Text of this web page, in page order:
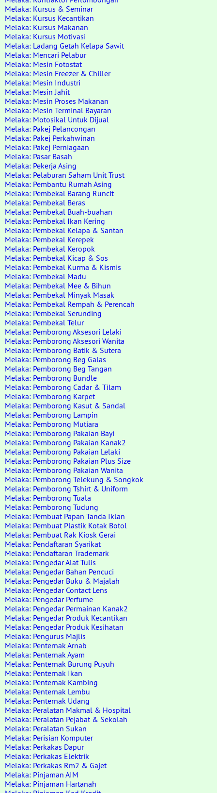
Melaka: Kursus & Seminar
Melaka: Kursus Kecantikan
Melaka: Kursus Makanan
Melaka: Kursus Motivasi
Melaka: Ladang Getah Kelapa Sawit
Melaka: Mencari Pelabur
Melaka: Mesin Fotostat
Melaka: Mesin Freezer & Chiller
Melaka: Mesin Industri
Melaka: Mesin Jahit
Melaka: Mesin Proses Makanan
Melaka: Mesin Terminal Bayaran
Melaka: Motosikal Untuk Dijual
Melaka: Pakej Pelancongan
Melaka: Pakej Perkahwinan
Melaka: Pakej Perniagaan
Melaka: Pasar Basah
Melaka: Pekerja Asing
Melaka: Pelaburan Saham Unit Trust
Melaka: Pembantu Rumah Asing
Melaka: Pembekal Barang Runcit
Melaka: Pembekal Beras
Melaka: Pembekal Buah-buahan
Melaka: Pembekal Ikan Kering
Melaka: Pembekal Kelapa & Santan
Melaka: Pembekal Kerepek
Melaka: Pembekal Keropok
Melaka: Pembekal Kicap & Sos
Melaka: Pembekal Kurma & Kismis
Melaka: Pembekal Madu
Melaka: Pembekal Mee & Bihun
Melaka: Pembekal Minyak Masak
Melaka: Pembekal Rempah & Perencah
Melaka: Pembekal Serunding
Melaka: Pembekal Telur
Melaka: Pemborong Aksesori Lelaki
Melaka: Pemborong Aksesori Wanita
Melaka: Pemborong Batik & Sutera
Melaka: Pemborong Beg Galas
Melaka: Pemborong Beg Tangan
Melaka: Pemborong Bundle
Melaka: Pemborong Cadar & Tilam
Melaka: Pemborong Karpet
Melaka: Pemborong Kasut & Sandal
Melaka: Pemborong Lampin
Melaka: Pemborong Mutiara
Melaka: Pemborong Pakaian Bayi
Melaka: Pemborong Pakaian Kanak2
Melaka: Pemborong Pakaian Lelaki
Melaka: Pemborong Pakaian Plus Size
Melaka: Pemborong Pakaian Wanita
Melaka: Pemborong Telekung & Songkok
Melaka: Pemborong Tshirt & Uniform
Melaka: Pemborong Tuala
Melaka: Pemborong Tudung
Melaka: Pembuat Papan Tanda Iklan
Melaka: Pembuat Plastik Kotak Botol
Melaka: Pembuat Rak Kiosk Gerai
Melaka: Pendaftaran Syarikat
Melaka: Pendaftaran Trademark
Melaka: Pengedar Alat Tulis
Melaka: Pengedar Bahan Pencuci
Melaka: Pengedar Buku & Majalah
Melaka: Pengedar Contact Lens
Melaka: Pengedar Perfume
Melaka: Pengedar Permainan Kanak2
Melaka: Pengedar Produk Kecantikan
Melaka: Pengedar Produk Kesihatan
Melaka: Pengurus Majlis
Melaka: Penternak Arnab
Melaka: Penternak Ayam
Melaka: Penternak Burung Puyuh
Melaka: Penternak Ikan
Melaka: Penternak Kambing
Melaka: Penternak Lembu
Melaka: Penternak Udang
Melaka: Peralatan Makmal & Hospital
Melaka: Peralatan Pejabat & Sekolah
Melaka: Peralatan Sukan
Melaka: Perisian Komputer
Melaka: Perkakas Dapur
Melaka: Perkakas Elektrik
Melaka: Perkakas Rm2 & Gajet
Melaka: Pinjaman AIM
Melaka: Pinjaman Hartanah